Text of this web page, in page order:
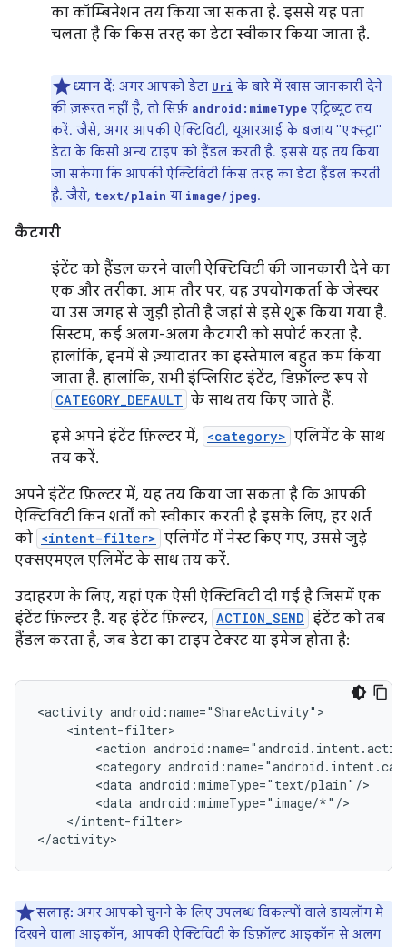
का कॉम्बिनेशन तय किया जा सकता है. इससे यह पता
चलता है कि किस तरह का डेटा स्वीकार किया जाता है.
ध्यान दें: अगर आपको डेटा Uri के बारे में खास जानकारी देने
की ज़रूरत नहीं है, तो सिर्फ़ android:mimeType एट्रिब्यूट तय
करें. जैसे, अगर आपकी ऐक्टिविटी, यूआरआई के बजाय "एक्स्ट्रा"
डेटा के किसी अन्य टाइप को हैंडल करती है. इससे यह तय किया
जा सकेगा कि आपकी ऐक्टिविटी किस तरह का डेटा हैंडल करती
है. जैसे, text/plain या image/jpeg.
कैटगरी
इंटेंट को हैंडल करने वाली ऐक्टिविटी की जानकारी देने का
एक और तरीका. आम तौर पर, यह उपयोगकर्ता के जेस्चर
या उस जगह से जुड़ी होती है जहां से इसे शुरू किया गया है.
सिस्टम, कई अलग-अलग कैटगरी को सपोर्ट करता है.
हालांकि, इनमें से ज़्यादातर का इस्तेमाल बहुत कम किया
जाता है. हालांकि, सभी इंप्लिसिट इंटेंट, डिफ़ॉल्ट रूप से
CATEGORY_DEFAULT के साथ तय किए जाते हैं.
इसे अपने इंटेंट फ़िल्टर में, <category> एलिमेंट के साथ
तय करें.
अपने इंटेंट फ़िल्टर में, यह तय किया जा सकता है कि आपकी
ऐक्टिविटी किन शर्तों को स्वीकार करती है इसके लिए, हर शर्त
को <intent-filter> एलिमेंट में नेस्ट किए गए, उससे जुड़े
एक्सएमएल एलिमेंट के साथ तय करें.
उदाहरण के लिए, यहां एक ऐसी ऐक्टिविटी दी गई है जिसमें एक
इंटेंट फ़िल्टर है. यह इंटेंट फ़िल्टर, ACTION_SEND इंटेंट को तब
हैंडल करता है, जब डेटा का टाइप टेक्स्ट या इमेज होता है:
<activity
<action
<category
<data
<data
</intent-filter>
</activity>
सलाह: अगर आपको चुनने के लिए उपलब्ध विकल्पों वाले डायलॉग में
दिखने वाला आइकॉन, आपकी ऐक्टिविटी के डिफ़ॉल्ट आइकॉन से अलग